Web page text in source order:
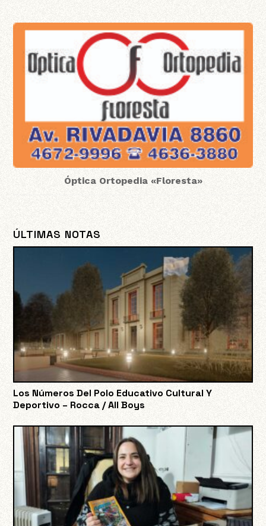
Óptica Ortopedia «Floresta»
ÚLTIMAS NOTAS
Los Números Del Polo Educativo Cultural Y
Deportivo – Rocca / All Boys